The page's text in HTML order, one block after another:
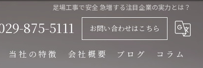
足場工事で安全 急増する注目企業の実力とは？
875-5111 お問い合わせはこちら
当社の特徴 会社概要 ブログ コラム